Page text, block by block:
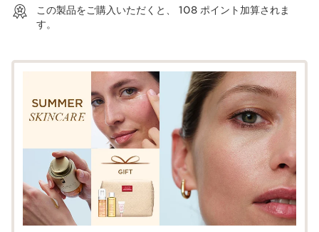
この製品をご購入いただくと、 108 ポイント加算されま
す。